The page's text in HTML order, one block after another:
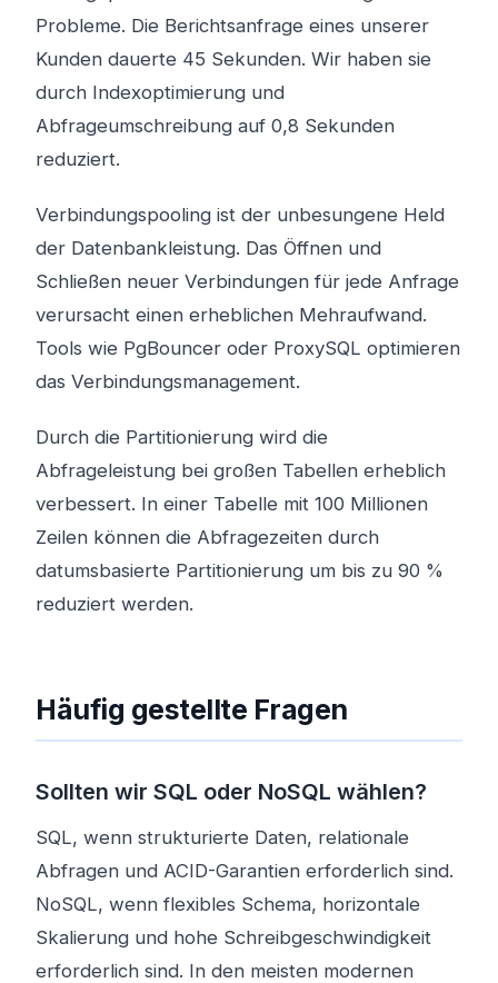
Probleme. Die Berichtsanfrage eines unserer
Kunden dauerte 45 Sekunden. Wir haben sie
durch Indexoptimierung und
Abfrageumschreibung auf 0,8 Sekunden
reduziert.
Verbindungspooling ist der unbesungene Held
der Datenbankleistung. Das Öffnen und
Schließen neuer Verbindungen für jede Anfrage
verursacht einen erheblichen Mehraufwand.
Tools wie PgBouncer oder ProxySQL optimieren
das Verbindungsmanagement.
Durch die Partitionierung wird die
Abfrageleistung bei großen Tabellen erheblich
verbessert. In einer Tabelle mit 100 Millionen
Zeilen können die Abfragezeiten durch
datumsbasierte Partitionierung um bis zu 90 %
reduziert werden.
Häufig gestellte Fragen
Sollten wir SQL oder NoSQL wählen?
SQL, wenn strukturierte Daten, relationale
Abfragen und ACID-Garantien erforderlich sind.
NoSQL, wenn flexibles Schema, horizontale
Skalierung und hohe Schreibgeschwindigkeit
erforderlich sind. In den meisten modernen